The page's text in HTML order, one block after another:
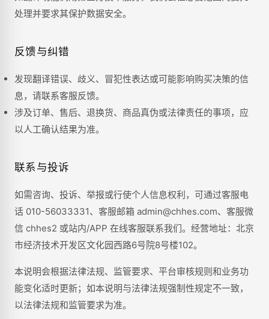
处理并要求其保护数据安全。
反馈与纠错
发现翻译错误、歧义、冒犯性表达或可能影响购买决策的信
息，请联系客服反馈。
涉及订单、售后、退换货、商品真伪或法律责任的事项，应
以人工确认结果为准。
联系与投诉
如需咨询、投诉、举报或行使个人信息权利，可通过客服电
话 010-56033331、客服邮箱 admin@chhes.com、客服微
信 chhes2 或站内/APP 在线客服联系我们。经营地址：北京
市经济技术开发区文化园西路6号院8号楼102。
本说明会根据法律法规、监管要求、平台审核规则和业务功
能变化适时更新；如本说明与法律法规强制性规定不一致，
以法律法规和监管要求为准。